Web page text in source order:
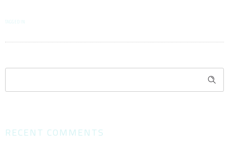
TAGGED IN
RECENT COMMENTS